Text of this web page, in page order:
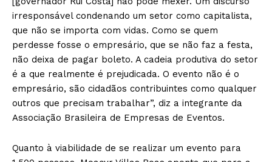
irresponsável condenando um setor como capitalista,
que não se importa com vidas. Como se quem
perdesse fosse o empresário, que se não faz a festa,
não deixa de pagar boleto. A cadeia produtiva do setor
é a que realmente é prejudicada. O evento não é o
empresário, são cidadãos contribuintes como qualquer
outros que precisam trabalhar”, diz a integrante da
Associação Brasileira de Empresas de Eventos.
Quanto à viabilidade de se realizar um evento para